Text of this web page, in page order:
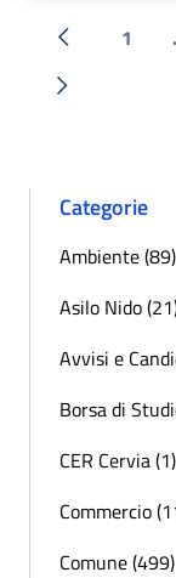
« Precedente
1
Successiva »
Categorie
Ambiente (89)
Asilo Nido
Avvisi e
Borsa di
CER Cervia (1)
Commercio
Comune (499)